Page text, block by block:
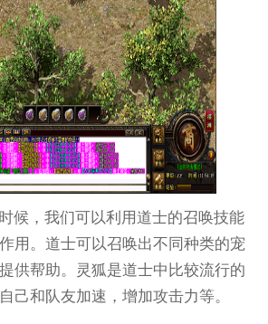
候，我们可以利用道士的召唤技能
用。道士可以召唤出不同种类的宠
供帮助。灵狐是道士中比较流行的
己和队友加速，增加攻击力等。